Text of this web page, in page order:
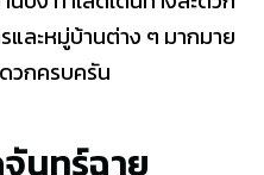
และหมู่บ้านต่าง ๆ มากมาย
วกครบครัน
นทร์ฉาย